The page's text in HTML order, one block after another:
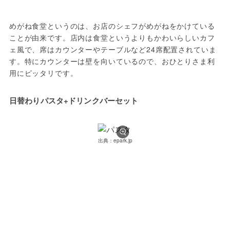
めがね食堂というのは、お店のシェフがめがねをかけている
ことが由来です。店内は食堂というよりもかわいらしいカフ
ェ風で、席はカウンターやテーブルなど24席配置されていま
す。特にカウンターは壁を向いているので、おひとりさま利
用にピッタリです。
日替わりパスタ+ドリンクバーセット
出典：epark.jp